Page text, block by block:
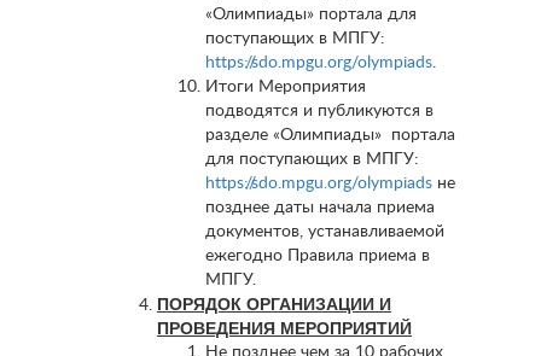
«Олимпиады» портала для
поступающих в МПГУ:
https://sdo.mpgu.org/olympiads.
Итоги Мероприятия
подводятся и публикуются в
разделе «Олимпиады» портала
для поступающих в МПГУ:
https://sdo.mpgu.org/olympiads не
позднее даты начала приема
документов, устанавливаемой
ежегодно Правила приема в
МПГУ.
ПОРЯДОК ОРГАНИЗАЦИИ И
ПРОВЕДЕНИЯ МЕРОПРИЯТИЙ
Не позднее чем за 10 рабочих